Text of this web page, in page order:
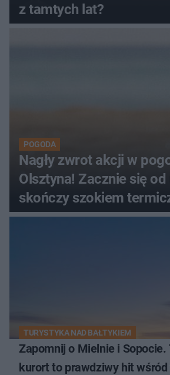
z tamtych lat?
POGODA
Nagły zwrot akcji w
Olsztyna! Zacznie się od
skończy szokiem
TURYSTYKA NAD BAŁTYKIEM
Zapomnij o Mielnie i Sopocie.
kurort to prawdziwy hit